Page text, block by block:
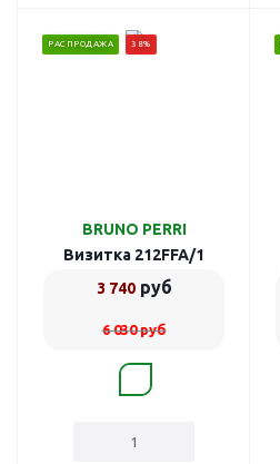
РАСПРОДАЖА 38%
BRUNO PERRI
Визитка 212FFA/1
3 740руб
6 030руб